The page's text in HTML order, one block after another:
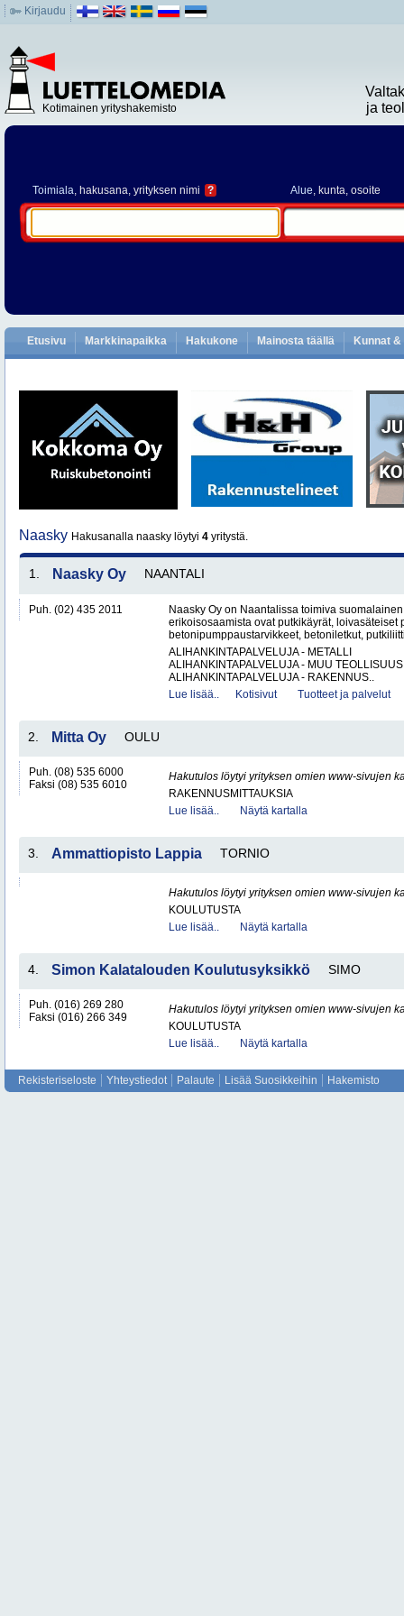
Kirjaudu
Kotimainen yrityshakemisto
ja
Toimiala, hakusana, yrityksen nimi ? Alue, kunta, osoite
Etusivu Markkinapaikka Hakukone Mainosta täällä Kunnat
Naasky Hakusanalla naasky löytyi 4 yritystä.
1. Naasky Oy NAANTALI
Puh. (02) 435 2011
Naasky Oy on Naantalissa toimiva
erikoisosaamista ovat putkikäyrät, loivasäteiset
betonipumppaustarvikkeet, betoniletkut,
ALIHANKINTAPALVELUJA - METALLI
ALIHANKINTAPALVELUJA - MUU TEOLLISUUS
ALIHANKINTAPALVELUJA - RAKENNUS..
Lue lisää..
Kotisivut Tuotteet ja palvelut
2. Mitta Oy OULU
Puh. (08) 535 6000
Faksi (08) 535 6010
Hakutulos löytyi yrityksen omien www-sivujen
RAKENNUSMITTAUKSIA
Lue lisää..
Näytä kartalla
3. Ammattiopisto Lappia TORNIO
Hakutulos löytyi yrityksen omien www-sivujen
KOULUTUSTA
Lue lisää..
Näytä kartalla
4. Simon Kalatalouden Koulutusyksikkö SIMO
Puh. (016) 269 280
Faksi (016) 266 349
Hakutulos löytyi yrityksen omien www-sivujen
KOULUTUSTA
Lue lisää..
Näytä kartalla
Rekisteriseloste Yhteystiedot Palaute Lisää Suosikkeihin Hakemisto